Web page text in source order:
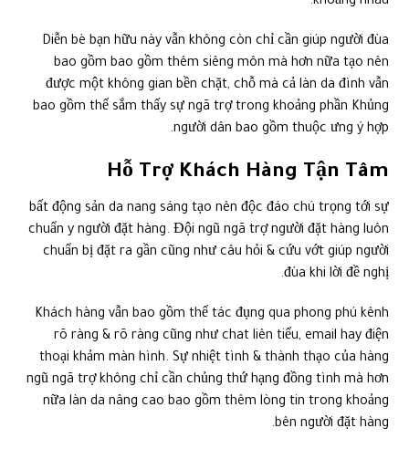
Diễn bè bạn hữu này vẫn không còn chỉ cần giúp người đùa
bao gồm bao gồm thêm siêng môn mà hơn nữa tạo nên
được một không gian bền chặt, chỗ mà cả làn da đình vẫn
bao gồm thể sắm thấy sự ngã trợ trong khoảng phần Khủng
người dân bao gồm thuộc ưng ý hợp.
Hỗ Trợ Khách Hàng Tận Tâm
bất động sản da nang sáng tạo nên độc đáo chú trọng tới sự
chuẩn y người đặt hàng. Đội ngũ ngã trợ người đặt hàng luôn
chuẩn bị đặt ra gần cũng như câu hỏi & cứu vớt giúp người
đùa khi lời đề nghị.
Khách hàng vẫn bao gồm thể tác đụng qua phong phú kênh
rõ ràng & rõ ràng cũng như chat liên tiểu, email hay điện
thoại khảm màn hình. Sự nhiệt tình & thành thạo của hàng
ngũ ngã trợ không chỉ cần chủng thứ hạng đồng tình mà hơn
nữa làn da nâng cao bao gồm thêm lòng tin trong khoảng
bên người đặt hàng.